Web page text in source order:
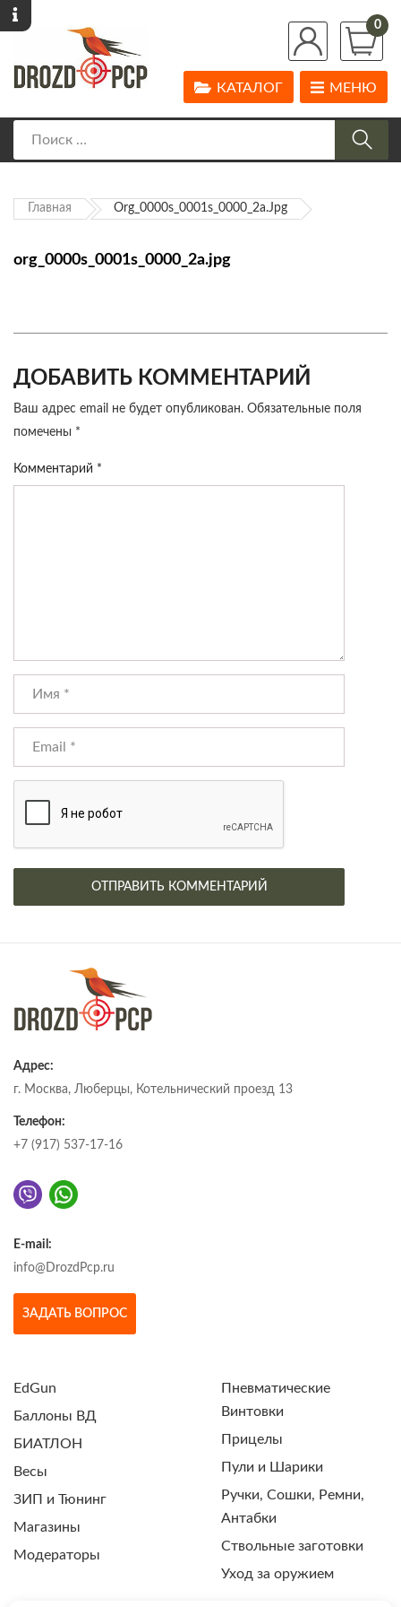
0
МЕНЮ
КАТАЛОГ
Главная Org_0000s_0001s_0000_2a.jpg
org_0000s_0001s_0000_2a.jpg
ДОБАВИТЬ КОММЕНТАРИЙ
Ваш адрес email не будет опубликован. Обязательные поля
помечены *
Комментарий *
Адрес:
г. Москва, Люберцы, Котельнический проезд 13
Телефон:
+7 (917) 537-17-16
E-mail:
info@DrozdPcp.ru
ЗАДАТЬ ВОПРОС
EdGun
Баллоны ВД
БИАТЛОН
Весы
ЗИП и Тюнинг
Магазины
Модераторы
Пневматические
Винтовки
Прицелы
Пули и Шарики
Ручки, Сошки, Ремни,
Антабки
Ствольные заготовки
Уход за оружием